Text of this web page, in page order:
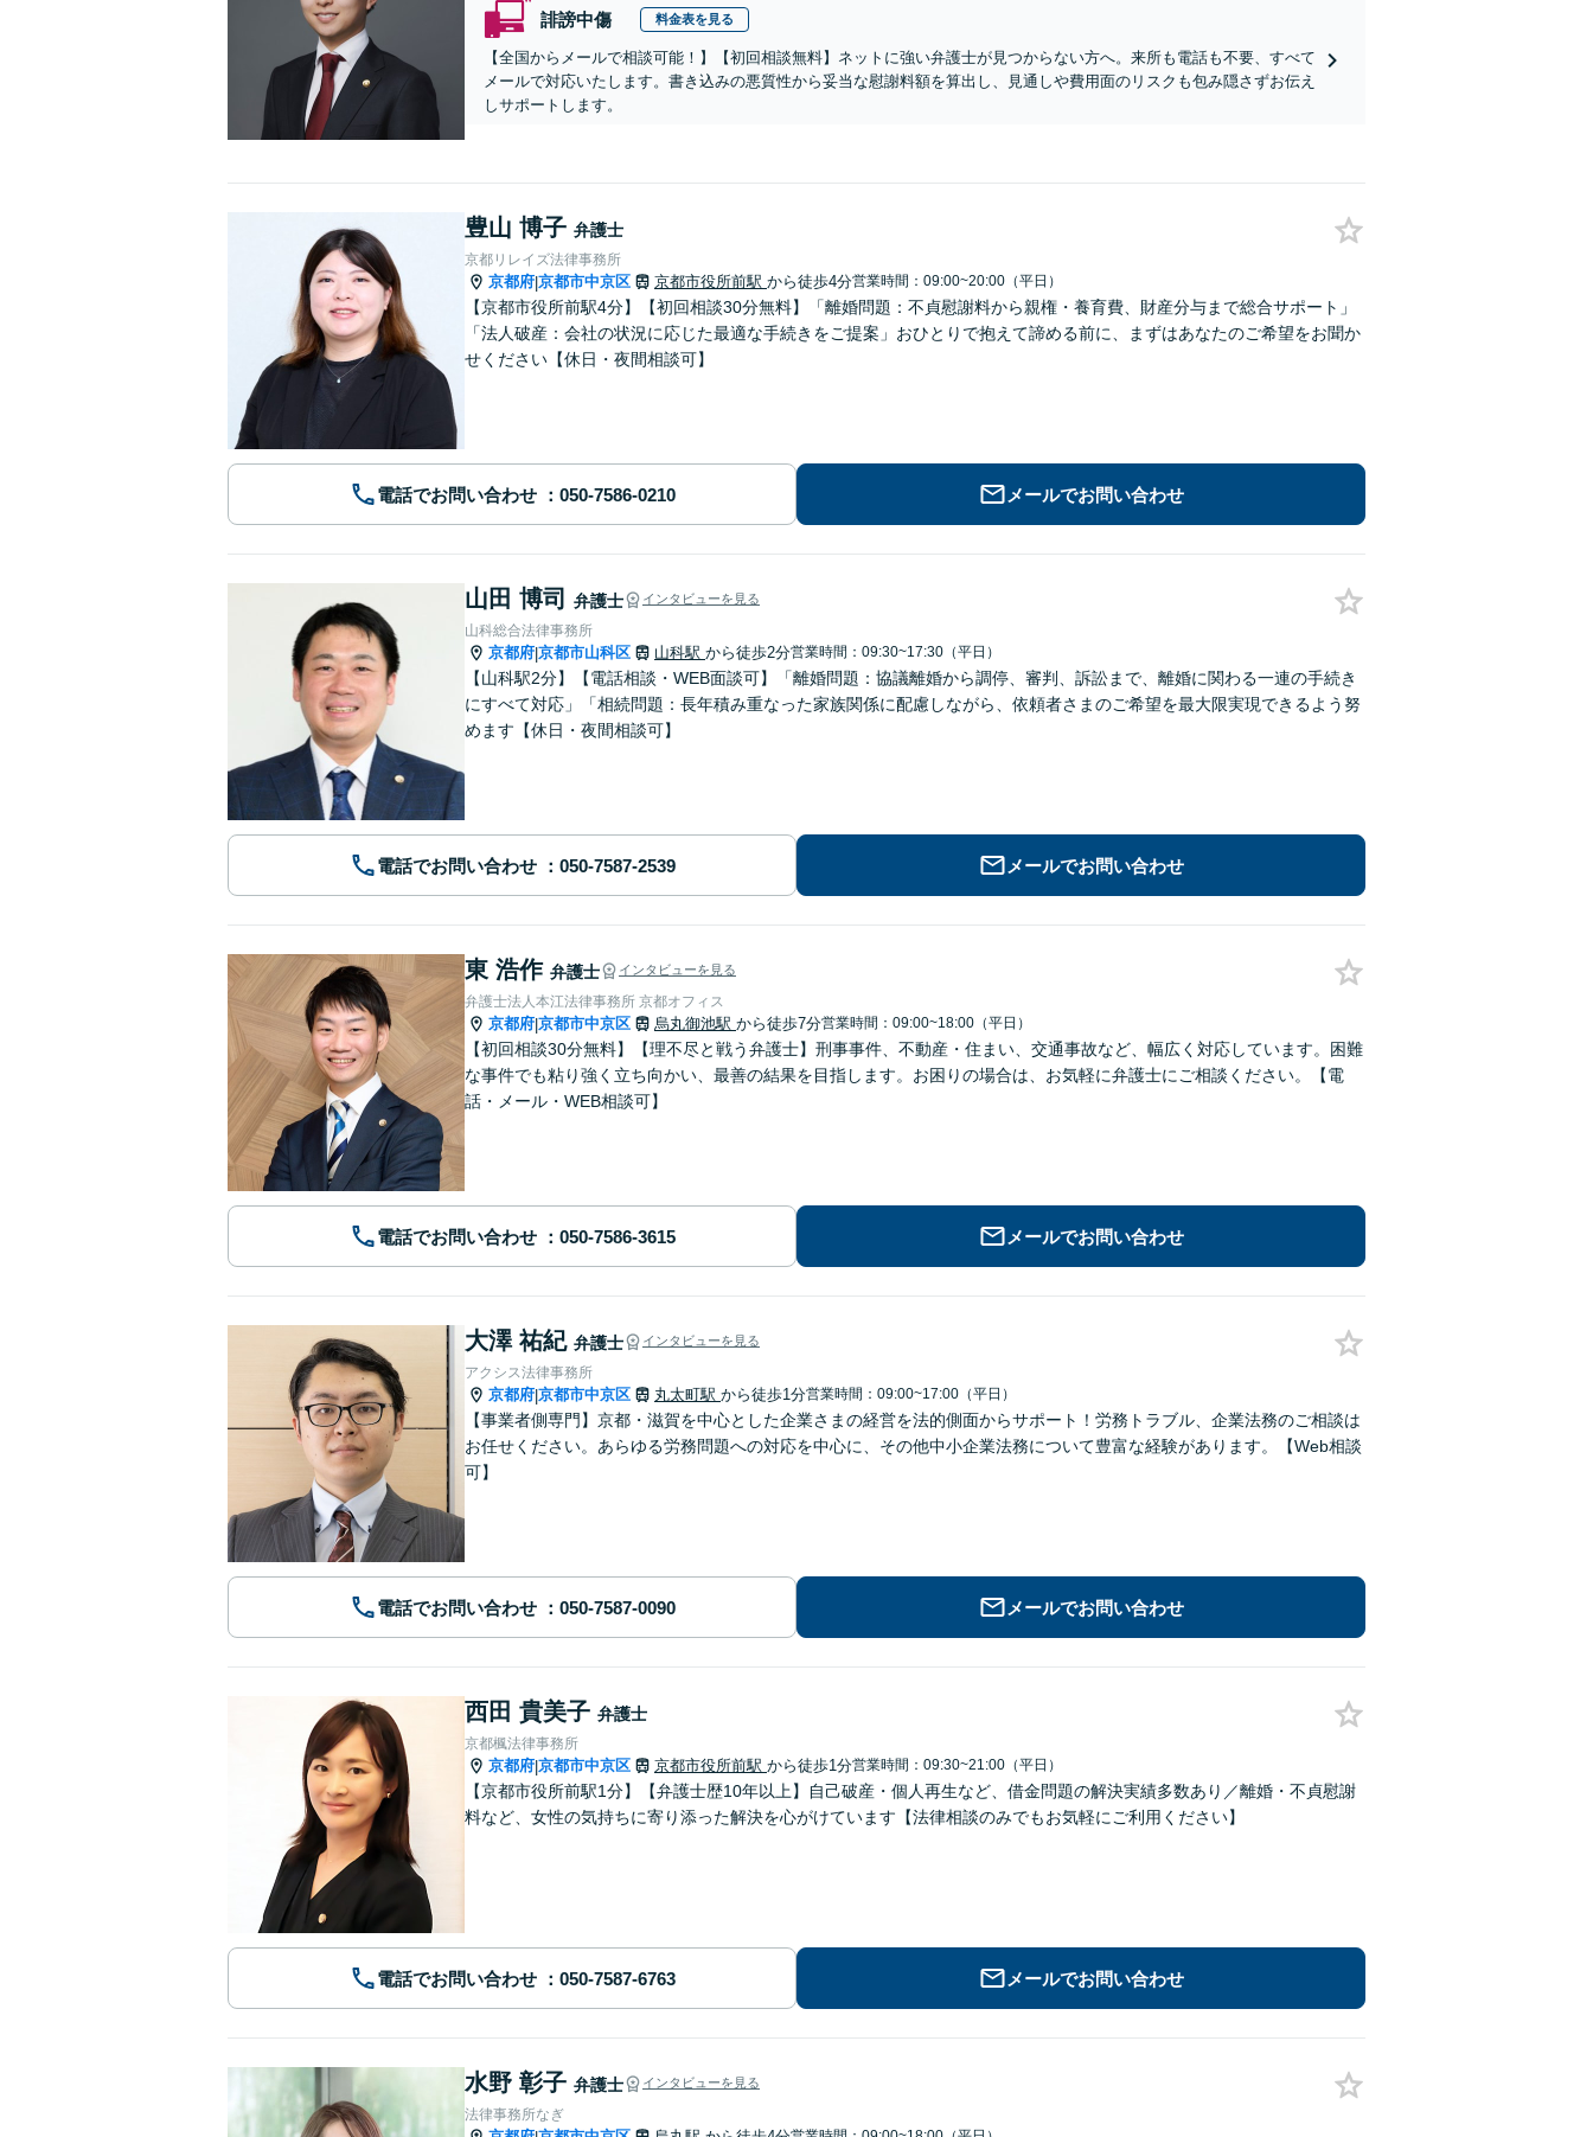
誹謗中傷 料金表を見る
【全国からメールで相談可能！】【初回相談無料】ネットに強い弁護士が見つからない方へ。来所も電話も不要、すべて
メールで対応いたします。書き込みの悪質性から妥当な慰謝料額を算出し、見通しや費用面のリスクも包み隠さずお伝え
しサポートします。
豊山 博子 弁護士
京都リレイズ法律事務所
京都府|京都市中京区 京都市役所前駅 から徒歩4分営業時間：09:00~20:00（平日）
【京都市役所前駅4分】【初回相談30分無料】「離婚問題：不貞慰謝料から親権・養育費、財産分与まで総合サポート」
「法人破産：会社の状況に応じた最適な手続きをご提案」おひとりで抱えて諦める前に、まずはあなたのご希望をお聞か
せください【休日・夜間相談可】
電話でお問い合わせ メールでお問い合わせ
山田 博司 弁護士 インタビューを見る
山科総合法律事務所
京都府|京都市山科区 山科駅 から徒歩2分営業時間：09:30~17:30（平日）
【山科駅2分】【電話相談・WEB面談可】「離婚問題：協議離婚から調停、審判、訴訟まで、離婚に関わる一連の手続き
にすべて対応」「相続問題：長年積み重なった家族関係に配慮しながら、依頼者さまのご希望を最大限実現できるよう努
めます【休日・夜間相談可】
電話でお問い合わせ メールでお問い合わせ
東 浩作 弁護士 インタビューを見る
弁護士法人本江法律事務所 京都オフィス
京都府|京都市中京区 烏丸御池駅 から徒歩7分営業時間：09:00~18:00（平日）
【初回相談30分無料】【理不尽と戦う弁護士】刑事事件、不動産・住まい、交通事故など、幅広く対応しています。困難
な事件でも粘り強く立ち向かい、最善の結果を目指します。お困りの場合は、お気軽に弁護士にご相談ください。【電
話・メール・WEB相談可】
電話でお問い合わせ メールでお問い合わせ
大澤 祐紀 弁護士 インタビューを見る
アクシス法律事務所
京都府|京都市中京区 丸太町駅 から徒歩1分営業時間：09:00~17:00（平日）
【事業者側専門】京都・滋賀を中心とした企業さまの経営を法的側面からサポート！労務トラブル、企業法務のご相談は
お任せください。あらゆる労務問題への対応を中心に、その他中小企業法務について豊富な経験があります。【Web相談
可】
電話でお問い合わせ メールでお問い合わせ
西田 貴美子 弁護士
京都楓法律事務所
京都府|京都市中京区 京都市役所前駅 から徒歩1分営業時間：09:30~21:00（平日）
【京都市役所前駅1分】【弁護士歴10年以上】自己破産・個人再生など、借金問題の解決実績多数あり／離婚・不貞慰謝
料など、女性の気持ちに寄り添った解決を心がけています【法律相談のみでもお気軽にご利用ください】
電話でお問い合わせ メールでお問い合わせ
水野 彰子 弁護士 インタビューを見る
法律事務所なぎ